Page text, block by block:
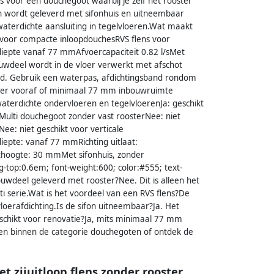
wordt geleverd met sifonhuis en uitneembaar
aansluiting in tegelvloeren.Wat maakt
compacte inloopdouchesRVS flens voor
vanaf 77 mmAfvoercapaciteit 0.82 l/sMet
wordt in de vloer verwerkt met afschot
Gebruik een waterpas, afdichtingsband rondom
vooraf of minimaal 77 mm inbouwruimte
ondervloeren en tegelvloerenJa: geschikt
douchegoot zonder vast roosterNee: niet
niet geschikt voor verticale
vanaf 77 mmRichting uitlaat:
30 mmMet sifonhuis, zonder
top:0.6em; font-weight:600; color:#555; text-
geleverd met rooster?Nee. Dit is alleen het
is het voordeel van een RVS flens?De
de sifon uitneembaar?Ja. Het
voor renovatie?Ja, mits minimaal 77 mm
binnen de categorie douchegoten of ontdek de